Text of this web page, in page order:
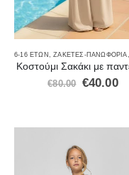
6-16 ΕΤΏΝ ,ΖΑΚΈΤΕΣ-ΠΑΝΩΦΌΡΙΑ
Κοστούμι Σακάκι με
€80.00 €40.00